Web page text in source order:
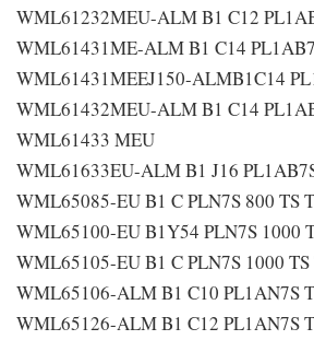
WML61232MEU-ALM B1 C12
WML61431ME-ALM B1 C14
WML61431MEEJ150-ALMB1C14
WML61432MEU-ALM B1 C14
WML61433 MEU
WML61633EU-ALM B1 J16
WML65085-EU B1 C PLN7S 800 TS
WML65100-EU B1Y54 PLN7S 1000
WML65105-EU B1 C PLN7S 1000 TS
WML65106-ALM B1 C10 PL1AN7S
WML65126-ALM B1 C12 PL1AN7S